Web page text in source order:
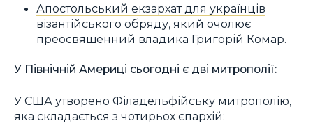
Апостольський екзархат для українців
візантійського обряду, який очолює
преосвященний владика Григорій Комар.
У Північній Америці сьогодні є дві митрополії:
У США утворено Філадельфійську митрополію,
яка складається з чотирьох єпархій: